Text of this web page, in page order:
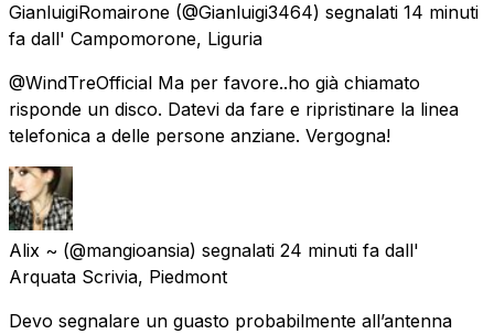
GianluigiRomairone (@Gianluigi3464) segnalati 14 minuti
fa dall' Campomorone, Liguria
@WindTreOfficial Ma per favore..ho già chiamato
risponde un disco. Datevi da fare e ripristinare la linea
telefonica a delle persone anziane. Vergogna!
Alix ~ (@mangioansia) segnalati 24 minuti fa dall'
Arquata Scrivia, Piedmont
Devo segnalare un guasto probabilmente all’antenna